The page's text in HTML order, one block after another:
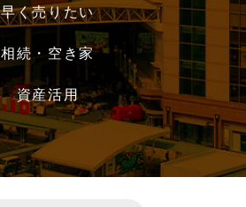
早く売りたい
相続・空き家
資産活用